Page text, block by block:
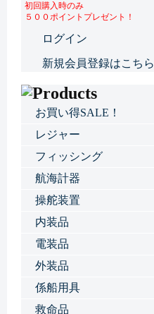
初回購入時のみ
５００ポイントプレゼント！
ログイン
新規会員登録はこちら
お買い得SALE！
レジャー
フィッシング
航海計器
操舵装置
内装品
電装品
外装品
係船用具
救命品